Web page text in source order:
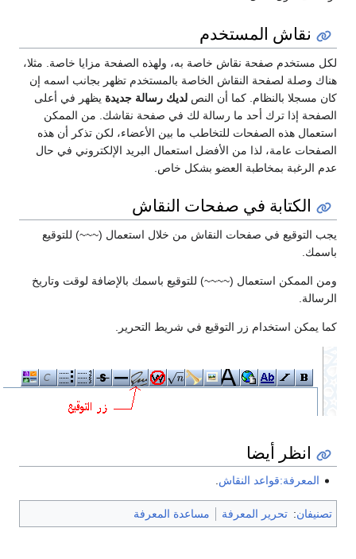
نقاش المستخدم
لكل مستخدم صفحة نقاش خاصة به، ولهذه الصفحة مزايا خاصة. مثلا،
هناك وصلة لصفحة النقاش الخاصة بالمستخدم تظهر بجانب اسمه إن
كان مسجلا بالنظام. كما أن النص لديك رسالة جديدة يظهر في أعلى
الصفحة إذا ترك أحد ما رسالة لك في صفحة نقاشك. من الممكن
استعمال هذه الصفحات للتخاطب ما بين الأعضاء، لكن تذكر أن هذه
الصفحات عامة، لذا من الأفضل استعمال البريد الإلكتروني في حال
عدم الرغبة بمخاطبة العضو بشكل خاص.
الكتابة في صفحات النقاش
يجب التوقيع في صفحات النقاش من خلال استعمال (~~~) للتوقيع
باسمك.
ومن الممكن استعمال (~~~~) للتوقيع باسمك بالإضافة لوقت وتاريخ
الرسالة.
كما يمكن استخدام زر التوقيع في شريط التحرير.
انظر أيضا
المعرفة:قواعد النقاش
تصنيفان: تحرير المعرفة مساعدة المعرفة